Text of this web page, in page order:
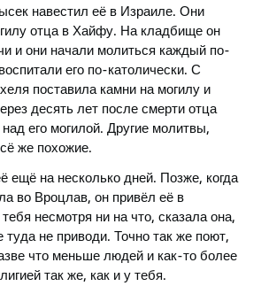
навестил её в Израиле. Они
отца в Хайфу. На кладбище он
и они начали молиться каждый по-
его по-католически. С
поставила камни на могилу и
десять лет после смерти отца
его могилой. Другие молитвы,
же похожие.
ещё на несколько дней. Позже, когда
во Вроцлав, он привёл её в
несмотря ни на что, сказала она,
не приводи. Точно так же поют,
что меньше людей и как-то более
так же, как и у тебя.